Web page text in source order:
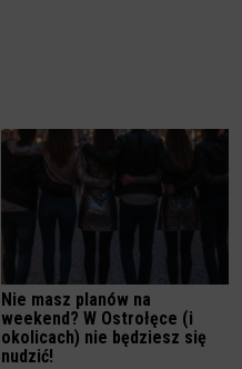
Nie masz planów na
weekend? W Ostrołęce (i
okolicach) nie będziesz się
nudzić!